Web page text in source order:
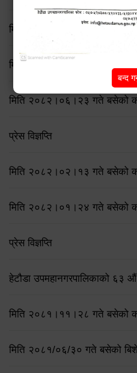
मिति २०८२/८/११ गते बसेको ७५ औँ
मिति २०८२/७/१९ गते बसेको ७४ औँ
मिति २०८२।०६।२३ गते बसेको
प्रेस विज्ञप्ति
मिति २०८२।०२।१३ गते बसेको
मिति २०८२।०१।२४ गते बसेको
प्रेस विज्ञप्ति
हेटौडा उपमहानगरपालिकाको ६३ औं
मिति २०८१।११।२८ गते बसेको
मिति २०८१/०६/३० गते बसेको
बन्द